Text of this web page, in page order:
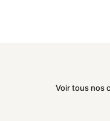
Voir tous nos